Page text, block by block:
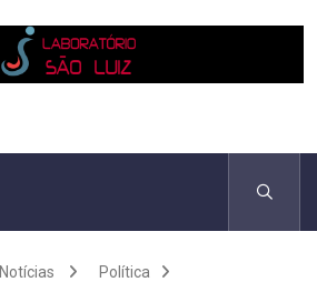
Notícias
Política